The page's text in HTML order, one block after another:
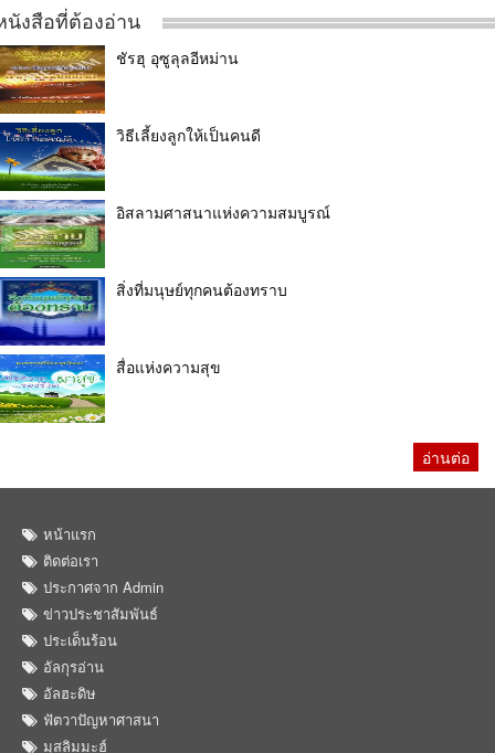
นังสือที่ต้องอ่าน
ชัรฮุ อุซูลุลอีหม่าน
วิธีเลี้ยงลูกให้เป็นคนดี
อิสลามศาสนาแห่งความสมบูรณ์
สิ่งที่มนุษย์ทุกคนต้องทราบ
สื่อแห่งความสุข
อ่านต่อ
หน้าแรก
ติดต่อเรา
ประกาศจาก Admin
ข่าวประชาสัมพันธ์
ประเด็นร้อน
อัลกุรอ่าน
อัลฮะดิษ
ฟัตวาปัญหาศาสนา
มุสลิมมะฮ์